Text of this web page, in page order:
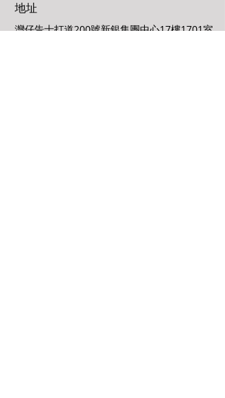
地址
灣仔告士打道200號新銀集團中心17樓1701室